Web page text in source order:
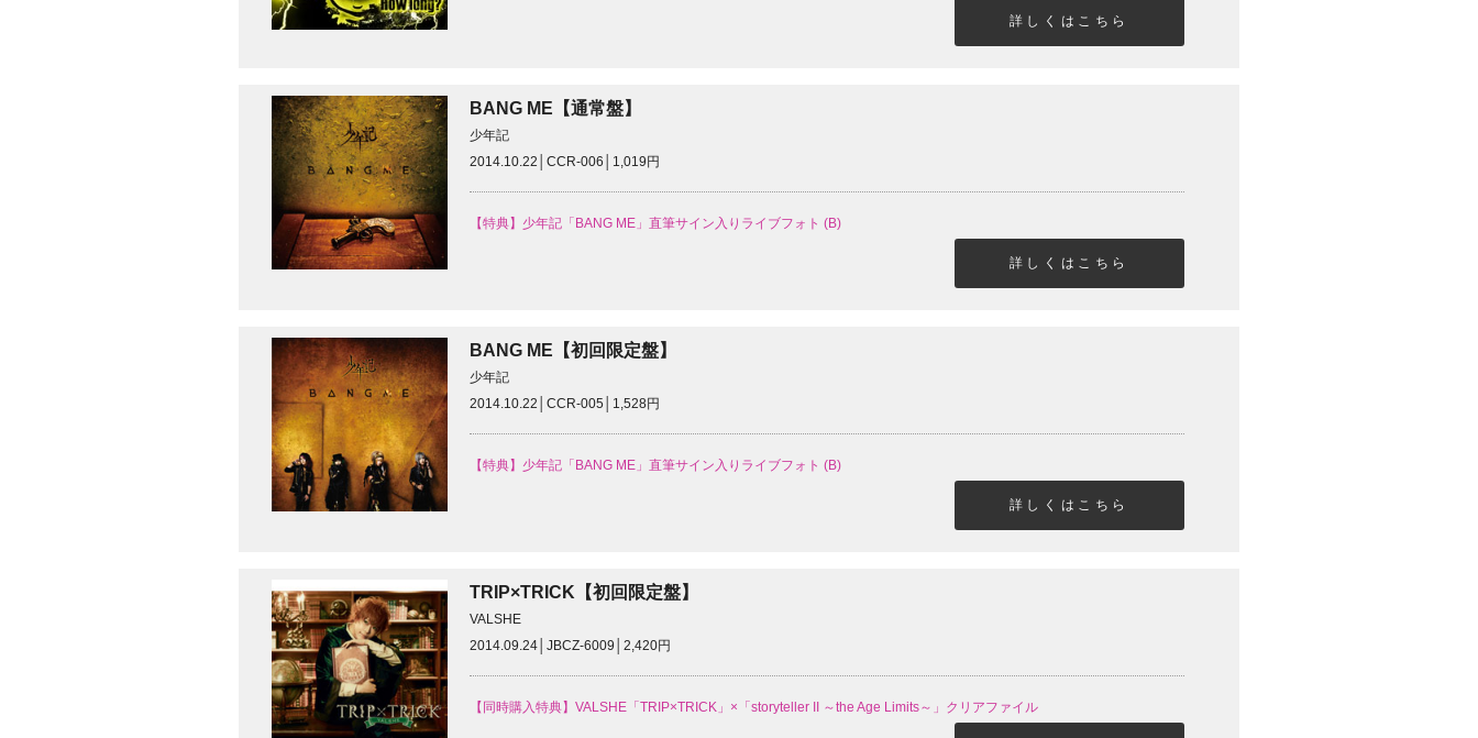
詳しくはこちら
BANG ME【通常盤】
少年記
2014.10.22│CCR-006│1,019円
【特典】少年記「BANG ME」直筆サイン入りライブフォト (B)
詳しくはこちら
BANG ME【初回限定盤】
少年記
2014.10.22│CCR-005│1,528円
【特典】少年記「BANG ME」直筆サイン入りライブフォト (B)
詳しくはこちら
TRIP×TRICK【初回限定盤】
VALSHE
2014.09.24│JBCZ-6009│2,420円
【同時購入特典】VALSHE「TRIP×TRICK」×「storyteller II ～the Age Limits～」クリアファイル